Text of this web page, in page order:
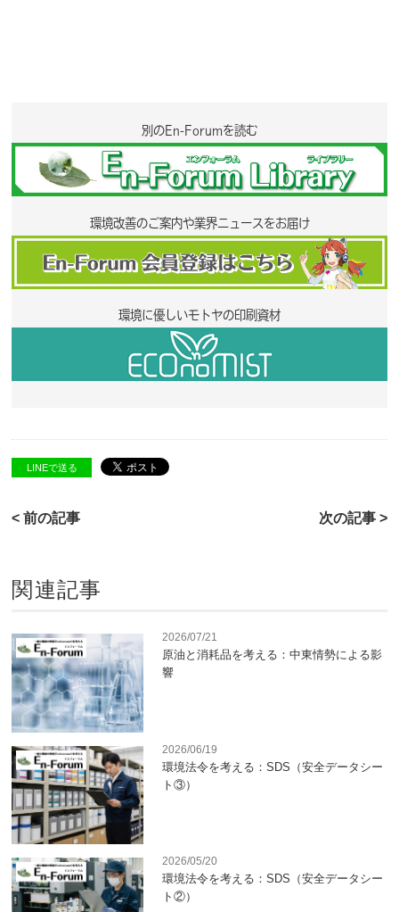
別のEn-Forumを読む
環境改善のご案内や業界ニュースをお届け
環境に優しいモトヤの印刷資材
LINEで送る
< 前の記事 次の記事 >
関連記事
2026/07/21
原油と消耗品を考える：中東情勢による影
響
2026/06/19
環境法令を考える：SDS（安全データシー
ト③）
2026/05/20
環境法令を考える：SDS（安全データシー
ト②）